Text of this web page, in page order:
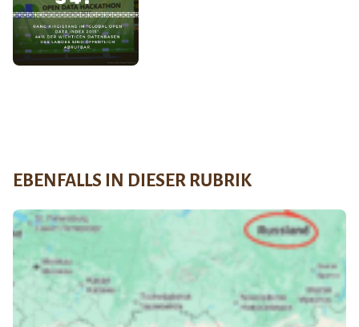
EBENFALLS IN DIESER RUBRIK